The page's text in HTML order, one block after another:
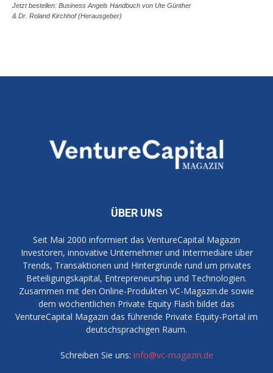
Jetzt bestellen: Business Angels Handbuch von Ute Günther
& Dr. Roland Kirchhof (Herausgeber)
ÜBER UNS
Seit Mai 2000 informiert das VentureCapital Magazin
Investoren, innovative Unternehmer und Intermediäre über
Trends, Transaktionen und Hintergründe rund um privates
Beteiligungskapital, Entrepreneurship und Technologien.
Zusammen mit den Online-Produkten VC-Magazin.de sowie
dem wöchentlichen Private Equity Flash bildet das
VentureCapital Magazin das führende Private Equity-Portal im
deutschsprachigen Raum.
Schreiben Sie uns: info@vc-magazin.de